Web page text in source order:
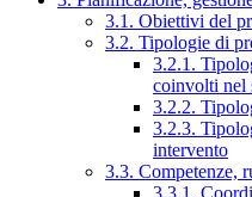
3.1. Obiettivi del
3.2. Tipologie di
3.2.1.
coinvolti nel
3.2.2.
3.2.3.
intervento
3.3. Competenze,
3.3.1.